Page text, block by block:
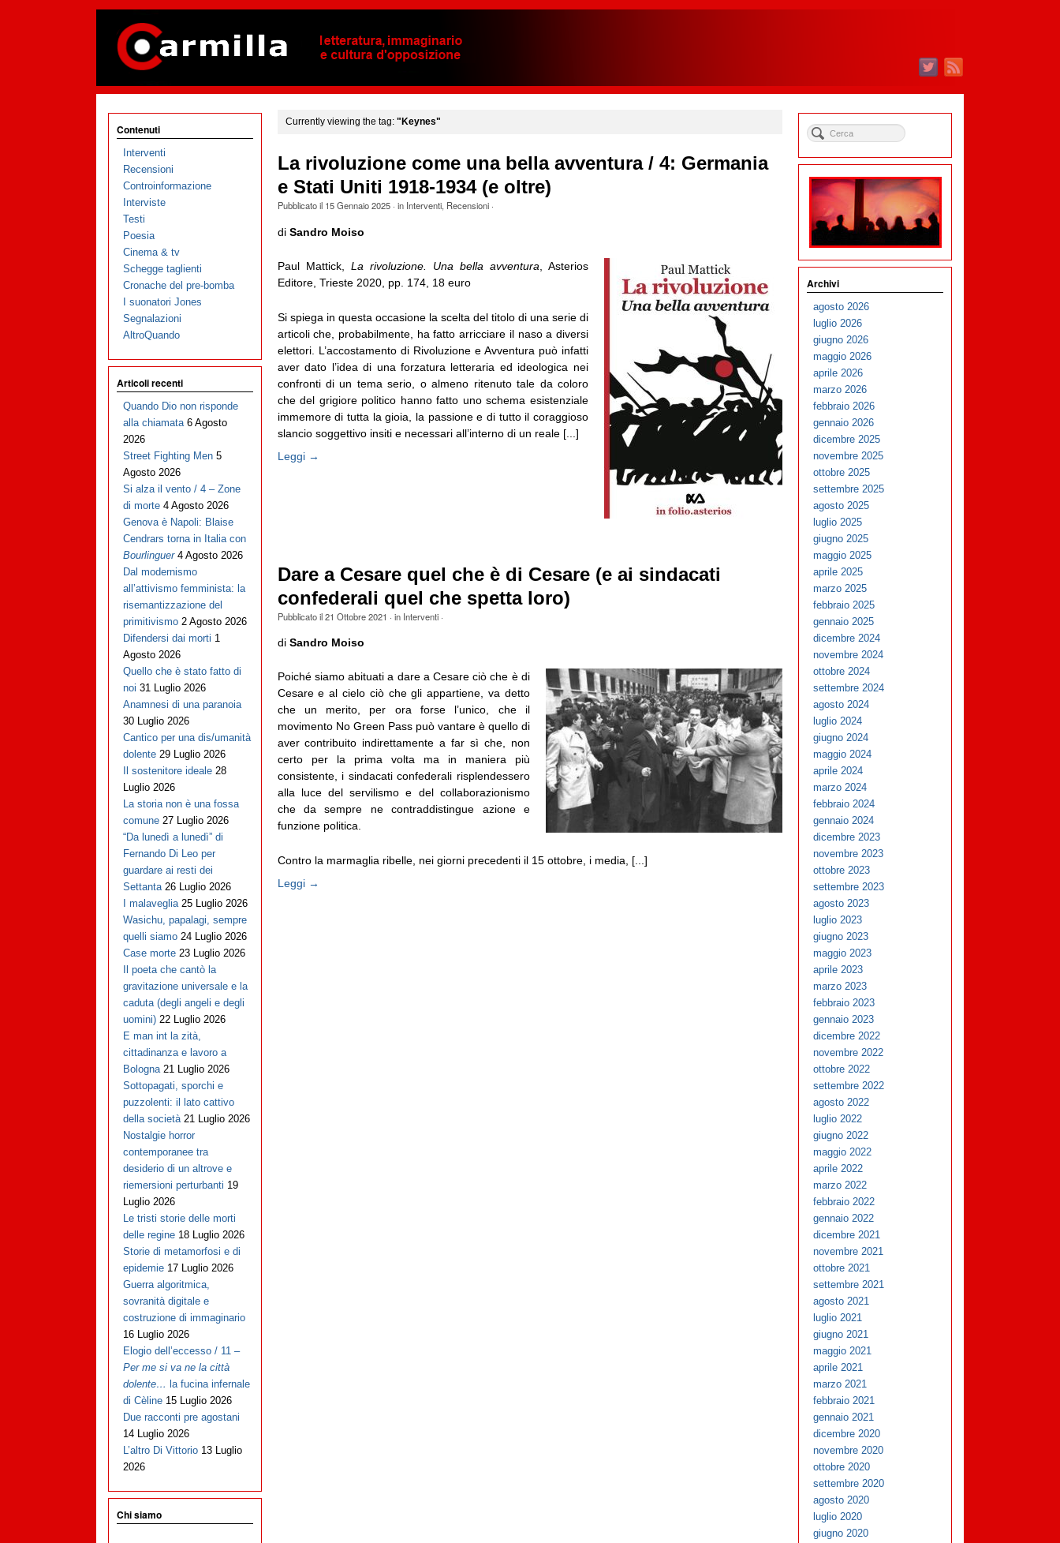
Currently viewing the tag: "Keynes"
La rivoluzione come una bella avventura / 4: Germania
e Stati Uniti 1918-1934 (e oltre)
Pubblicato il 15 Gennaio 2025· in Interventi, Recensioni·
di Sandro Moiso
Paul Mattick, La rivoluzione. Una bella avventura , Asterios
Editore, Trieste 2020, pp. 174, 18 euro
Si spiega in questa occasione la scelta del titolo di una serie di
articoli che, probabilmente, ha fatto arricciare il naso a diversi
elettori. L’accostamento di Rivoluzione e Avventura può infatti
aver dato l’idea di una forzatura letteraria ed ideologica nei
confronti di un tema serio, o almeno ritenuto tale da coloro
che del grigiore politico hanno fatto uno schema esistenziale
immemore di tutta la gioia, la passione e di tutto il coraggioso
slancio soggettivo insiti e necessari all’interno di un reale [...]
Leggi →
Dare a Cesare quel che è di Cesare (e ai sindacati
confederali quel che spetta loro)
Pubblicato il21 Ottobre 2021 · in Interventi·
di Sandro Moiso
Poiché siamo abituati a dare a Cesare ciò che è di
Cesare e al cielo ciò che gli appartiene, va detto
che un merito, per ora forse l’unico, che il
movimento No Green Pass può vantare è quello di
aver contribuito indirettamente a far sì che, non
certo per la prima volta ma in maniera più
consistente, i sindacati confederali risplendessero
alla luce del servilismo e del collaborazionismo
che da sempre ne contraddistingue azione e
funzione politica.
Contro la marmaglia ribelle, nei giorni precedenti il 15 ottobre, i media, [...]
Leggi →
Contenuti
Interventi
Recensioni
Controinformazione
Interviste
Testi
Poesia
Cinema & tv
Schegge taglienti
Cronache del pre-bomba
I suonatori Jones
Segnalazioni
AltroQuando
Articoli recenti
Quando Dio non risponde
alla chiamata 6 Agosto
2026
Street Fighting Men 5
Agosto 2026
Si alza il vento / 4 – Zone
di morte 4 Agosto 2026
Genova è Napoli: Blaise
Cendrars torna in Italia con
Bourlinguer 4 Agosto 2026
Dal modernismo
all’attivismo femminista: la
risemantizzazione del
primitivismo 2 Agosto 2026
Difendersi dai morti 1
Agosto 2026
Quello che è stato fatto di
noi 31 Luglio 2026
Anamnesi di una paranoia
30 Luglio 2026
Cantico per una dis/umanità
dolente 29 Luglio 2026
Il sostenitore ideale 28
Luglio 2026
La storia non è una fossa
comune 27 Luglio 2026
“Da lunedì a lunedì” di
Fernando Di Leo per
guardare ai resti dei
Settanta 26 Luglio 2026
I malaveglia 25 Luglio 2026
Wasichu, papalagi, sempre
quelli siamo 24 Luglio 2026
Case morte 23 Luglio 2026
Il poeta che cantò la
gravitazione universale e la
caduta (degli angeli e degli
uomini) 22 Luglio 2026
E man int la zità,
cittadinanza e lavoro a
Bologna 21 Luglio 2026
Sottopagati, sporchi e
puzzolenti: il lato cattivo
della società 21 Luglio 2026
Nostalgie horror
contemporanee tra
desiderio di un altrove e
riemersioni perturbanti 19
Luglio 2026
Le tristi storie delle morti
delle regine 18 Luglio 2026
Storie di metamorfosi e di
epidemie 17 Luglio 2026
Guerra algoritmica,
sovranità digitale e
costruzione di immaginario
16 Luglio 2026
Elogio dell’eccesso / 11 –
Per me si va ne la città
dolente… la fucina infernale
di Cèline 15 Luglio 2026
Due racconti pre agostani
14 Luglio 2026
L’altro Di Vittorio 13 Luglio
2026
Chi siamo
Archivi
agosto 2026
luglio 2026
giugno 2026
maggio 2026
aprile 2026
marzo 2026
febbraio 2026
gennaio 2026
dicembre 2025
novembre 2025
ottobre 2025
settembre 2025
agosto 2025
luglio 2025
giugno 2025
maggio 2025
aprile 2025
marzo 2025
febbraio 2025
gennaio 2025
dicembre 2024
novembre 2024
ottobre 2024
settembre 2024
agosto 2024
luglio 2024
giugno 2024
maggio 2024
aprile 2024
marzo 2024
febbraio 2024
gennaio 2024
dicembre 2023
novembre 2023
ottobre 2023
settembre 2023
agosto 2023
luglio 2023
giugno 2023
maggio 2023
aprile 2023
marzo 2023
febbraio 2023
gennaio 2023
dicembre 2022
novembre 2022
ottobre 2022
settembre 2022
agosto 2022
luglio 2022
giugno 2022
maggio 2022
aprile 2022
marzo 2022
febbraio 2022
gennaio 2022
dicembre 2021
novembre 2021
ottobre 2021
settembre 2021
agosto 2021
luglio 2021
giugno 2021
maggio 2021
aprile 2021
marzo 2021
febbraio 2021
gennaio 2021
dicembre 2020
novembre 2020
ottobre 2020
settembre 2020
agosto 2020
luglio 2020
giugno 2020